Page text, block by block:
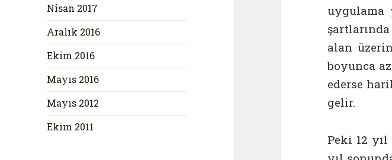
Nisan 2017
Aralık 2016
Ekim 2016
Mayıs 2016
Mayıs 2012
Ekim 2011
uygulama
alan
boyunca
ederse
gelir.
Peki 12